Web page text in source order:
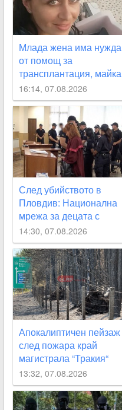
Млада жена има нужда
от помощ за
трансплантация, майка
й ще й бъде донор
16:14, 07.08.2026
След убийството в
Пловдив: Национална
мрежа за децата с
остро предупреждение
към институциите
14:30, 07.08.2026
Апокалиптичен пейзаж
след пожара край
магистрала “Тракия“
13:32, 07.08.2026